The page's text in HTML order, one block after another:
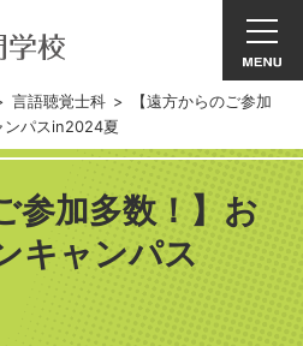
言語聴覚士科 >
【遠方からのご参加
ンパスin2024夏
参加多数！】お
キャンパス